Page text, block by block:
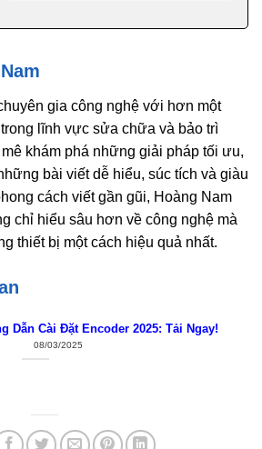
gia công nghệ với hơn một
lĩnh vực sửa chữa và bảo trì
khám phá những giải pháp tối ưu,
bài viết dễ hiểu, súc tích và giàu
cách viết gần gũi, Hoàng Nam
chỉ hiểu sâu hơn về công nghệ mà
thiết bị một cách hiệu quả nhất.
Dẫn Cài Đặt Encoder 2025: Tải Ngay!
08/03/2025